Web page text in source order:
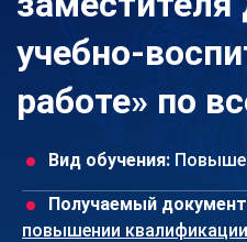
учебно-
работе» по
Вид обучения:
Получаемый
повышении квалификации